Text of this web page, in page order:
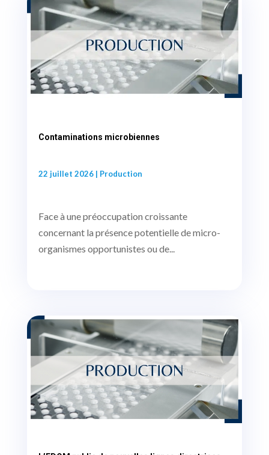
Contaminations microbiennes
22 juillet 2026| Production
Face à une préoccupation croissante
concernant la présence potentielle de micro-
organismes opportunistes ou de...